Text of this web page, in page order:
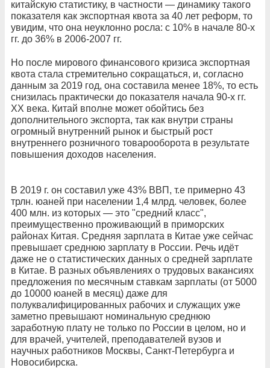
китайскую статистику, в частности — динамику такого
показателя как экспортная квота за 40 лет реформ, то
увидим, что она неуклонно росла: с 10% в начале 80-х
гг. до 36% в 2006-2007 гг.
Но после мирового финансового кризиса экспортная
квота стала стремительно сокращаться, и, согласно
данным за 2019 год, она составила менее 18%, то есть
снизилась практически до показателя начала 90-х гг.
ХХ века. Китай вполне может обойтись без
дополнительного экспорта, так как внутри страны
огромный внутренний рынок и быстрый рост
внутреннего розничного товарооборота в результате
повышения доходов населения.
В 2019 г. он составил уже 43% ВВП, т.е примерно 43
трлн. юаней при населении 1,4 млрд. человек, более
400 млн. из которых — это "средний класс",
преимущественно проживающий в приморских
районах Китая. Средняя зарплата в Китае уже сейчас
превышает среднюю зарплату в России. Речь идёт
даже не о статистических данных о средней зарплате
в Китае. В разных объявлениях о трудовых вакансиях
предложения по месячным ставкам зарплаты (от 5000
до 10000 юаней в месяц) даже для
полуквалифицированных рабочих и служащих уже
заметно превышают номинальную среднюю
заработную плату не только по России в целом, но и
для врачей, учителей, преподавателей вузов и
научных работников Москвы, Санкт-Петербурга и
Новосибирска.